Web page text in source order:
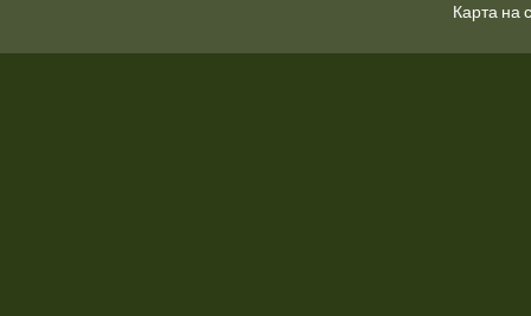
Карта на